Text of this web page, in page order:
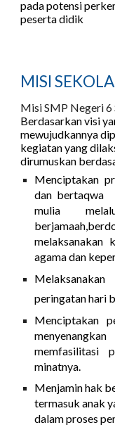
pada potensi
peserta didik
MISI
Misi SMP Negeri 6
Berdasarkan visi
mewujudkannya
kegiatan yang
dirumuskan
Menciptakan
dan bertaqwa
mulia
melaksanakan
agama dan
peringatan hari
Menciptakan
memfasilitasi
minatnya.
Menjamin hak
termasuk anak
dalam proses